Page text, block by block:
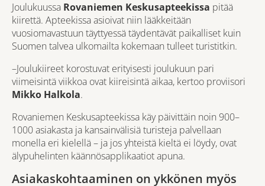
Joulukuussa Rovaniemen Keskusapteekissa pitää
kiirettä. Apteekissa asioivat niin lääkkeitään
vuosiomavastuun täyttyessä täydentävät paikalliset kuin
Suomen talvea ulkomailta kokemaan tulleet turistitkin.
–Joulukiireet korostuvat erityisesti joulukuun pari
viimeisintä viikkoa ovat kiireisintä aikaa, kertoo proviisori
Mikko Halkola.
Rovaniemen Keskusapteekissa käy päivittäin noin 900–
1000 asiakasta ja kansainvälisiä turisteja palvellaan
monella eri kielellä – ja jos yhteistä kieltä ei löydy, ovat
älypuhelinten käännösapplikaatiot apuna.
Asiakaskohtaaminen on ykkönen myös